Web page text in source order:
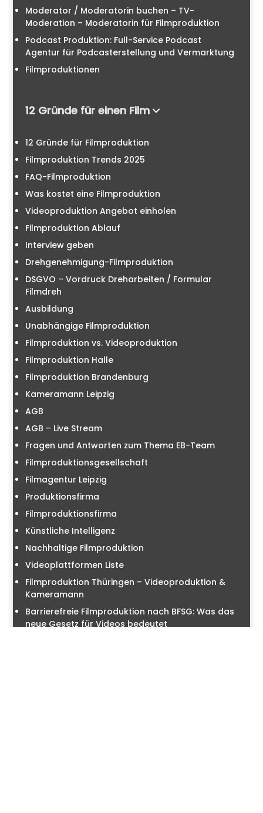
Moderator / Moderatorin buchen – TV-
Moderation – Moderatorin für Filmproduktion
Podcast Produktion: Full-Service Podcast
Agentur für Podcasterstellung und Vermarktung
Filmproduktionen
12 Gründe für einen Film
12 Gründe für Filmproduktion
Filmproduktion Trends 2025
FAQ-Filmproduktion
Was kostet eine Filmproduktion
Videoproduktion Angebot einholen
Filmproduktion Ablauf
Interview geben
Drehgenehmigung-Filmproduktion
DSGVO – Vordruck Dreharbeiten / Formular
Filmdreh
Ausbildung
Unabhängige Filmproduktion
Filmproduktion vs. Videoproduktion
Filmproduktion Halle
Filmproduktion Brandenburg
Kameramann Leipzig
AGB
AGB – Live Stream
Fragen und Antworten zum Thema EB-Team
Filmproduktionsgesellschaft
Filmagentur Leipzig
Produktionsfirma
Filmproduktionsfirma
Künstliche Intelligenz
Nachhaltige Filmproduktion
Videoplattformen Liste
Filmproduktion Thüringen – Videoproduktion &
Kameramann
Barrierefreie Filmproduktion nach BFSG: Was das
neue Gesetz für Videos bedeutet